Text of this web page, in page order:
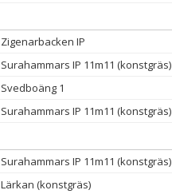
Zigenarbacken IP
Surahammars IP 11m11 (konstgräs)
Svedboäng 1
Surahammars IP 11m11 (konstgräs)
Surahammars IP 11m11 (konstgräs)
Lärkan (konstgräs)